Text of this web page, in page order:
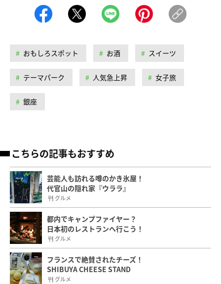
おもしろスポット お酒 スイーツ
テーマパーク 人気急上昇 女子旅
銀座
こちらの記事もおすすめ
芸能人も訪れる噂のかき氷屋！
代官山の隠れ家『ウララ』
グルメ
都内でキャンプファイヤー？
日本初のレストランへ行こう！
グルメ
フランスで絶賛されたチーズ！
SHIBUYA CHEESE STAND
グルメ